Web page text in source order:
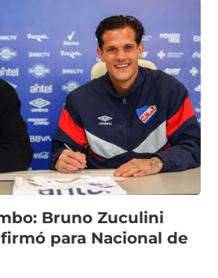
Bruno Zuculini
para Nacional de